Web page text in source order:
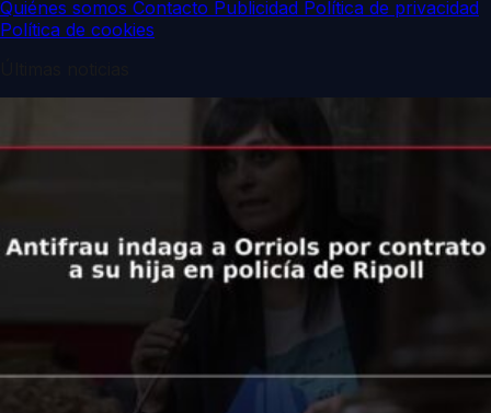
Quiénes somos Contacto Publicidad Política de privacidad
Política de cookies